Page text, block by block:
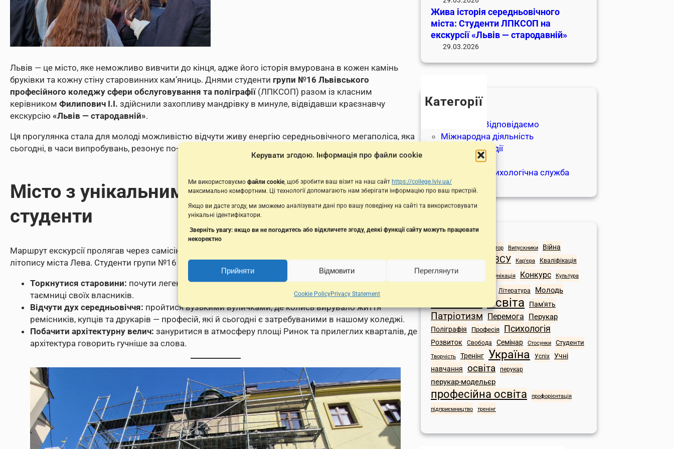
Керувати згодою. Інформація про файли cookie
Ми використовуємо файли cookie, щоб зробити ваш візит на наш сайт https://college.lviv.ua/
максимально комфортним. Ці технології допомагають нам зберігати інформацію про ваш пристрій.
Якщо ви дасте згоду, ми зможемо аналізувати дані про вашу поведінку на сайті та використовувати
унікальні ідентифікатори.
Зверніть увагу: якщо ви не погодитесь або відкличете згоду, деякі функції сайту можуть працювати
некоректно
Прийняти Відмовити Переглянути
Cookie PolicyPrivacy Statement
Львів — це місто, яке неможливо вивчити до кінця, адже його історія вмурована в кожен камінь
бруківки та кожну стіну старовинних кам’яниць. Днями студенти групи №16 Львівського
професійного коледжу сфери обслуговування та поліграфії(ЛПКСОП) разом із класним
керівником Филипович І.І. здійснили захопливу мандрівку в минуле, відвідавши краєзнавчу
екскурсію «Львів — стародавній».
Ця прогулянка стала для молоді можливістю відчути живу енергію середньовічного мегаполіса, яка
сьогодні, в часи випробувань, резонує по-особливому.
Місто з унікальним характером: Що бачили
студенти
Маршрут екскурсії пролягав через самісіньке серце Львова, де кожен крок відкривав нові сторінки
літопису міста Лева. Студенти групи №16 мали змогу:
Торкнутися старовини: почути легенди про львівські кам’яниці, що століттями зберігають
таємниці своїх власників.
Відчути дух середньовіччя: пройтися вузькими вуличками, де колись вирувало життя
ремісників, купців та друкарів — професій, які й сьогодні є затребуваними в нашому коледжі.
Побачити архітектурну велич: зануритися в атмосферу площі Ринок та прилеглих кварталів, де
архітектура говорить гучніше за слова.
Жива історія середньовічного
міста: Студенти ЛПКСОП на
екскурсії «Львів — стародавній»
29.03.2026
Категорії
Запитуйте-Відповідаємо
Міжнародна діяльність
Новини та події
Оголошення
Соціально-психологічна служба
Позначки
Адміністратор Випускники Війна
Гуртожиток Екскурсія ЗСУ Кар'єра Кваліфікація
Коледж Комунікація Конкурс Культура
Львів Література Молодь
Освіта Пам'ять
Патріотизм Перемога Перукар
Поліграфія Професія Психологія
Розвиток Свобода Семінар Стосунки Студенти
Творчість Тренінг Україна Успіх
Учні
навчання
освіта перукар
перукар-модельєр
професійна освіта
профорієнтація
підприємництво
тренінг